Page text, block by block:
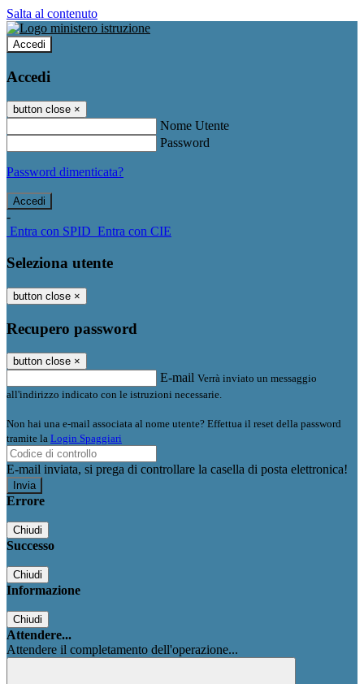
Salta al contenuto
Accedi
Accedi
button close ×
Nome Utente
Password
Password dimenticata?
-
Entra con SPID Entra con CIE
Seleziona utente
button close ×
Recupero password
button close ×
E-mail Verrà inviato un messaggio
all'indirizzo indicato con le istruzioni necessarie.
Non hai una e-mail associata al nome utente? Effettua il reset della password
tramite la Login Spaggiari
E-mail inviata, si prega di controllare la casella di posta elettronica!
Errore
Chiudi
Successo
Chiudi
Informazione
Chiudi
Attendere...
Attendere il completamento dell'operazione...